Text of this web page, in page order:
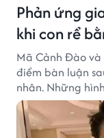
Phản ứng
khi con rể
Mã Cảnh Đào
điểm bàn luận
nhân. Những
Mã Cảnh Đào
xã hội.